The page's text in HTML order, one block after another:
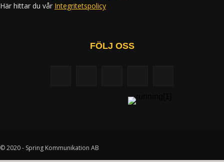
Här hittar du vår Integritetspolicy
FÖLJ OSS
© 2020 - Spring Kommunikation AB